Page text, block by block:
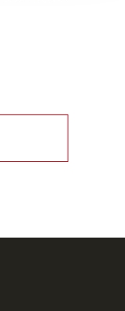
momento
possa
utilizza il
di analisi